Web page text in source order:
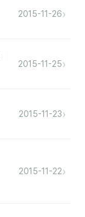
2015-11-26›
2015-11-25›
2015-11-23›
2015-11-22›